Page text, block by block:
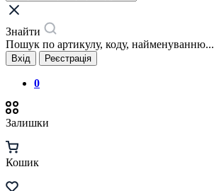
Знайти
Пошук по артикулу, коду, найменуванню...
Вхід Реєстрація
0
Залишки
Кошик